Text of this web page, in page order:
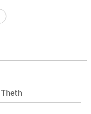
Theth